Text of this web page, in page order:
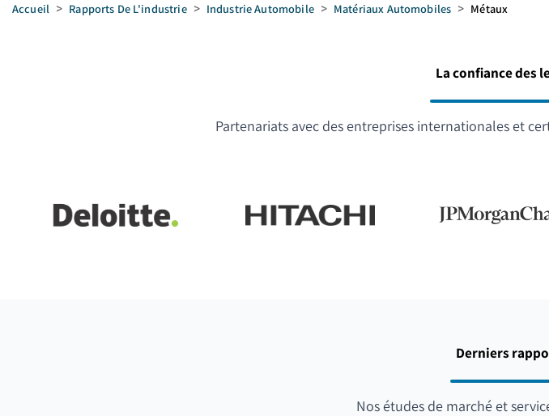
Accueil > Rapports De L'industrie > Industrie Automobile > Matériaux Automobiles > Métaux
La confiance des
Partenariats avec des entreprises internationales et
Derniers
Nos études de marché et